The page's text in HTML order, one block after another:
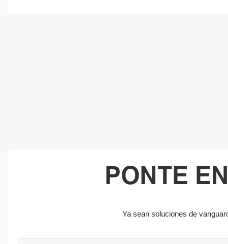
PONTE
Ya sean soluciones de